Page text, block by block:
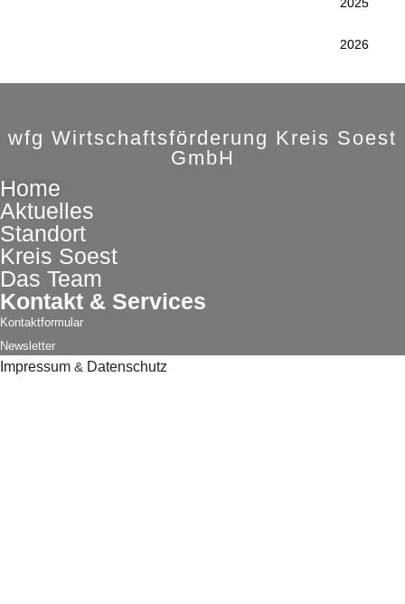
2026
wfg Wirtschaftsförderung Kreis Soest
GmbH
Home
Aktuelles
Standort
Kreis Soest
Das Team
Kontakt & Services
Kontaktformular
Newsletter
Impressum & Datenschutz